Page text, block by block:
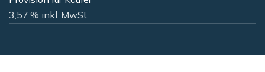
3,57 % inkl. MwSt.